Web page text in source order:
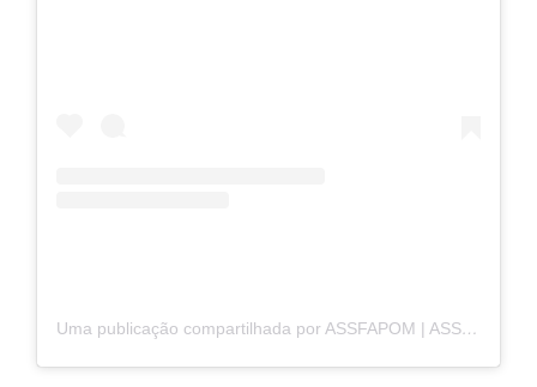
Uma publicação compartilhada por ASSFAPOM | ASSOCIAÇÃO (@assfapom.ro)